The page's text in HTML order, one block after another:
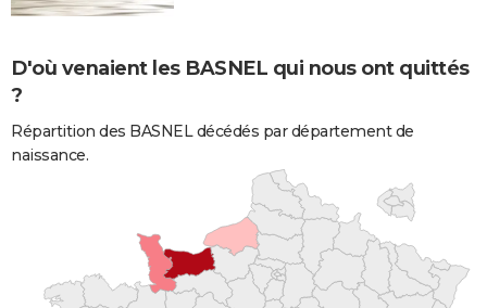
D'où venaient les BASNEL qui nous ont quittés
?
Répartition des BASNEL décédés par département de
naissance.